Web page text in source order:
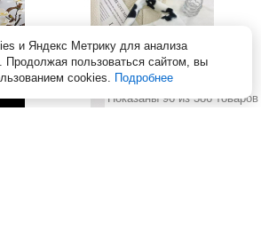
Показаны 96 из 386 товаров
и Яндекс Метрику для анализа
Продолжая пользоваться сайтом, вы
cookies. Подробнее